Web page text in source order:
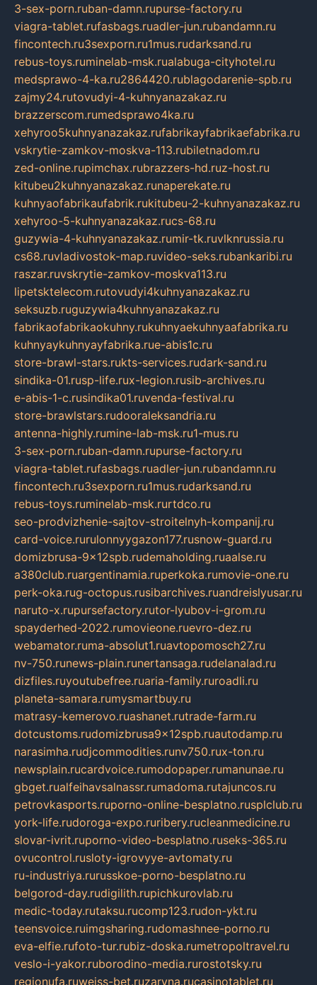
3-sex-porn.ruban-damn.rupurse-factory.ru
viagra-tablet.rufasbags.ruadler-jun.rubandamn.ru
fincontech.ru3sexporn.ru1mus.rudarksand.ru
rebus-toys.ruminelab-msk.rualabuga-cityhotel.ru
medsprawo-4-ka.ru2864420.rublagodarenie-spb.ru
zajmy24.rutovudyi-4-kuhnyanazakaz.ru
brazzerscom.rumedsprawo4ka.ru
xehyroo5kuhnyanazakaz.rufabrikayfabrikaefabrika.ru
vskrytie-zamkov-moskva-113.rubiletnadom.ru
zed-online.rupimchax.rubrazzers-hd.ruz-host.ru
kitubeu2kuhnyanazakaz.runaperekate.ru
kuhnyaofabrikaufabrik.rukitubeu-2-kuhnyanazakaz.ru
xehyroo-5-kuhnyanazakaz.rucs-68.ru
guzywia-4-kuhnyanazakaz.rumir-tk.ruvlknrussia.ru
cs68.ruvladivostok-map.ruvideo-seks.rubankaribi.ru
raszar.ruvskrytie-zamkov-moskva113.ru
lipetsktelecom.rutovudyi4kuhnyanazakaz.ru
seksuzb.ruguzywia4kuhnyanazakaz.ru
fabrikaofabrikaokuhny.rukuhnyaekuhnyaafabrika.ru
kuhnyaykuhnyayfabrika.rue-abis1c.ru
store-brawl-stars.rukts-services.rudark-sand.ru
sindika-01.rusp-life.rux-legion.rusib-archives.ru
e-abis-1-c.rusindika01.ruvenda-festival.ru
store-brawlstars.rudooraleksandria.ru
antenna-highly.rumine-lab-msk.ru1-mus.ru
3-sex-porn.ruban-damn.rupurse-factory.ru
viagra-tablet.rufasbags.ruadler-jun.rubandamn.ru
fincontech.ru3sexporn.ru1mus.rudarksand.ru
rebus-toys.ruminelab-msk.rurtdco.ru
seo-prodvizhenie-sajtov-stroitelnyh-kompanij.ru
card-voice.rurulonnyygazon177.rusnow-guard.ru
domizbrusa-9x12spb.rudemaholding.ruaalse.ru
a380club.ruargentinamia.ruperkoka.rumovie-one.ru
perk-oka.rug-octopus.rusibarchives.ruandreislyusar.ru
naruto-x.rupursefactory.rutor-lyubov-i-grom.ru
spayderhed-2022.rumovieone.ruevro-dez.ru
webamator.ruma-absolut1.ruavtopomosch27.ru
nv-750.runews-plain.runertansaga.rudelanalad.ru
dizfiles.ruyoutubefree.ruaria-family.ruroadli.ru
planeta-samara.rumysmartbuy.ru
matrasy-kemerovo.ruashanet.rutrade-farm.ru
dotcustoms.rudomizbrusa9x12spb.ruautodamp.ru
narasimha.rudjcommodities.runv750.rux-ton.ru
newsplain.rucardvoice.rumodopaper.rumanunae.ru
gbget.rualfeihavsalnassr.rumadoma.rutajuncos.ru
petrovkasports.ruporno-online-besplatno.rusplclub.ru
york-life.rudoroga-expo.ruribery.rucleanmedicine.ru
slovar-ivrit.ruporno-video-besplatno.ruseks-365.ru
ovucontrol.rusloty-igrovyye-avtomaty.ru
ru-industriya.rurusskoe-porno-besplatno.ru
belgorod-day.rudigilith.rupichkurovlab.ru
medic-today.rutaksu.rucomp123.rudon-ykt.ru
teensvoice.ruimgsharing.rudomashnee-porno.ru
eva-elfie.rufoto-tur.rubiz-doska.rumetropoltravel.ru
veslo-i-yakor.ruborodino-media.rurostotsky.ru
regionufa.ruweiss-bet.ruzaryna.rucasinotablet.ru